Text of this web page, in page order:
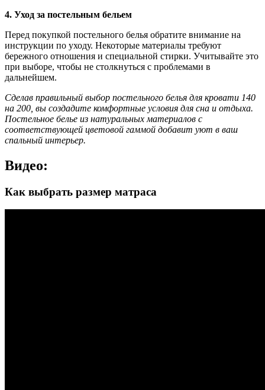
4. Уход за постельным бельем
Перед покупкой постельного белья обратите внимание на
инструкции по уходу. Некоторые материалы требуют
бережного отношения и специальной стирки. Учитывайте это
при выборе, чтобы не столкнуться с проблемами в
дальнейшем.
Сделав правильный выбор постельного белья для кровати 140
на 200, вы создадите комфортные условия для сна и отдыха.
Постельное белье из натуральных материалов с
соответствующей цветовой гаммой добавит уют в ваш
спальный интерьер.
Видео:
Как выбрать размер матраса